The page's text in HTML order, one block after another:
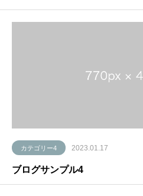
カテゴリー4 2023.01.17
ブログサンプル4